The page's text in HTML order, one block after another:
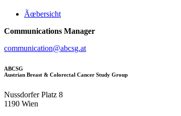
Ãœbersicht
Communications Manager
communication@abcsg.at
ABCSG
Austrian Breast & Colorectal Cancer Study Group
Nussdorfer Platz 8
1190 Wien